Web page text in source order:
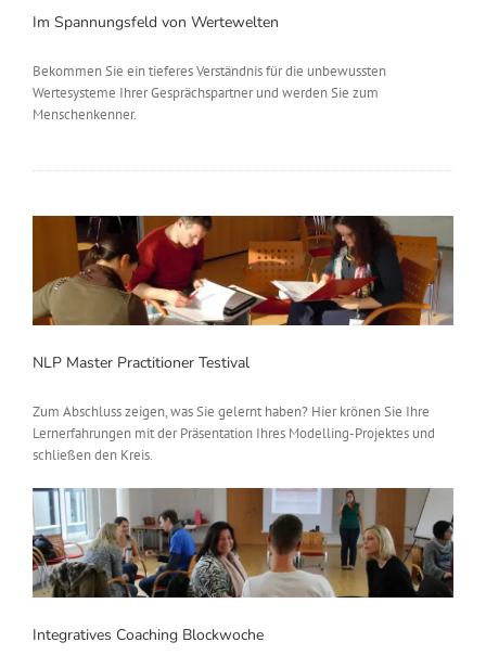
Im Spannungsfeld von Wertewelten
Bekommen Sie ein tieferes Verständnis für die unbewussten
Wertesysteme Ihrer Gesprächspartner und werden Sie zum
Menschenkenner.
NLP Master Practitioner Testival
Zum Abschluss zeigen, was Sie gelernt haben? Hier krönen Sie Ihre
Lernerfahrungen mit der Präsentation Ihres Modelling-Projektes und
schließen den Kreis.
Integratives Coaching Blockwoche